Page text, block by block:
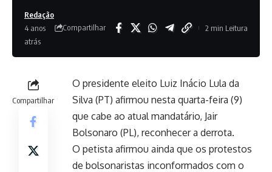
Redação
4 anos
atrás
Compartilhar 2 min Leitura
Compartilhar
O presidente eleito Luiz Inácio Lula da
Silva (PT) afirmou nesta quarta-feira (9)
que cabe ao atual mandatário, Jair
Bolsonaro (PL), reconhecer a derrota.
O petista afirmou ainda que os protestos
de bolsonaristas inconformados com o